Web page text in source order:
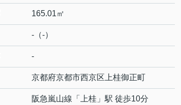
165.01㎡
-（-）
-
京都府京都市西京区 上桂御正町
阪急嵐山線 「 上桂 」駅 徒歩10分